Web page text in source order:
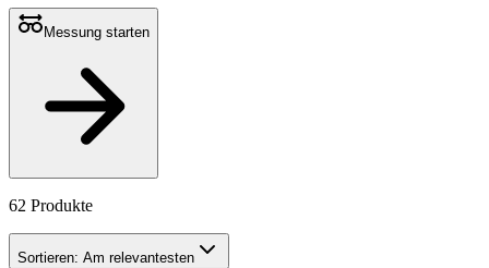
Messung starten
62 Produkte
Sortieren: Am relevantesten